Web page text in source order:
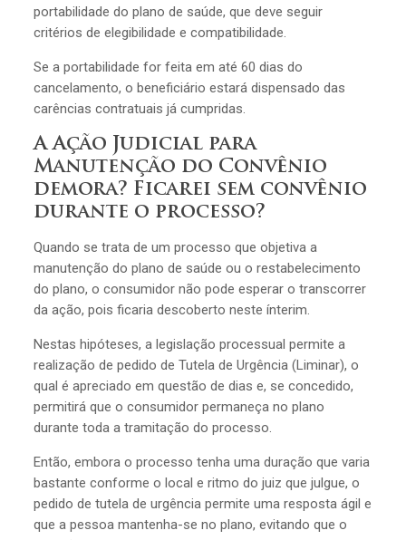
portabilidade do plano de saúde, que deve seguir
critérios de elegibilidade e compatibilidade.
Se a portabilidade for feita em até 60 dias do
cancelamento, o beneficiário estará dispensado das
carências contratuais já cumpridas.
A Ação Judicial para
Manutenção do Convênio
demora? Ficarei sem convênio
durante o processo?
Quando se trata de um processo que objetiva a
manutenção do plano de saúde ou o restabelecimento
do plano, o consumidor não pode esperar o transcorrer
da ação, pois ficaria descoberto neste ínterim.
Nestas hipóteses, a legislação processual permite a
realização de pedido de Tutela de Urgência (Liminar), o
qual é apreciado em questão de dias e, se concedido,
permitirá que o consumidor permaneça no plano
durante toda a tramitação do processo.
Então, embora o processo tenha uma duração que varia
bastante conforme o local e ritmo do juiz que julgue, o
pedido de tutela de urgência permite uma resposta ágil e
que a pessoa mantenha-se no plano, evitando que o